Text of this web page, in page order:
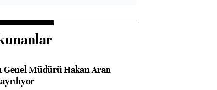
Genel Müdürü Hakan Aran